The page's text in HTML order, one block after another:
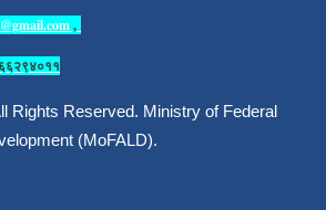
,
Rights Reserved. Ministry of Federal
(MoFALD).